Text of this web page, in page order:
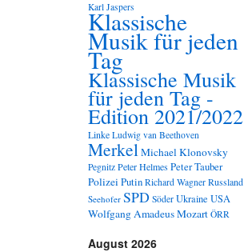
Karl Jaspers
Klassische
Musik für jeden
Tag
Klassische Musik
für jeden Tag -
Edition 2021/2022
Linke Ludwig van Beethoven
MerkelMichael Klonovsky
Pegnitz Peter HelmesPeter Tauber
PolizeiPutin Richard Wagner Russland
Seehofer SPD Söder Ukraine USA
Wolfgang Amadeus Mozart ÖRR
August 2026